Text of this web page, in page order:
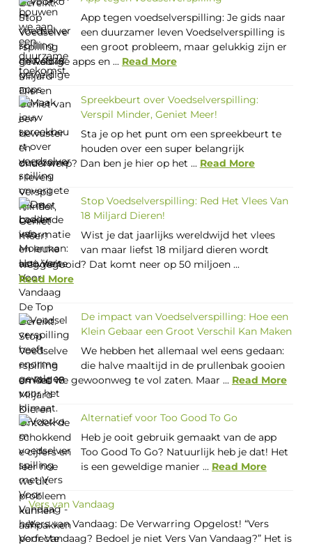
App tegen voedselverspilling: Je gids naar
een duurzamer leven Voedselverspilling is
een groot probleem, maar gelukkig zijn er
geweldige apps en ... Read More
Spreekbeurt over Voedselverspilling:
Verspil Minder, Geniet Meer!
Sta je op het punt om een spreekbeurt te
houden over een super belangrijk
onderwerp? Dan ben je hier op het ... Read More
Stop Voedselverspilling: Red Het Vlees Van
18 Miljard Dieren!
Wist je dat jaarlijks wereldwijd het vlees
van maar liefst 18 miljard dieren wordt
weggegooid? Dat komt neer op 50 miljoen ...
Read More
De impact van Voedselverspilling: Hoe een
Klein Gebaar een Groot Verschil Kan Maken
We hebben het allemaal wel eens gedaan:
die halve maaltijd in de prullenbak gooien
omdat we gewoonweg te vol zaten. Maar ... Read More
Alternatief voor Too Good To Go
Heb je ooit gebruik gemaakt van de app
Too Good To Go? Natuurlijk heb je dat! Het
is een geweldige manier ... Read More
Vers van Vandaag
Vers van Vandaag: De Verwarring Opgelost! “Vers
Voor Vandaag? Bedoel je niet Vers Van Vandaag?” Het is